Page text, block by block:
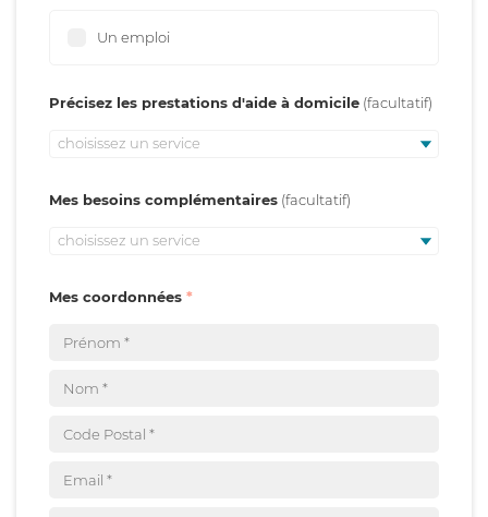
Un emploi
Précisez les prestations d'aide à domicile
choisissez un service
Mes besoins complémentaires
choisissez un service
Mes coordonnées